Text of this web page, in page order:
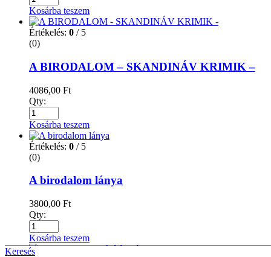
Kosárba teszem
Értékelés: 0 / 5
(0)
A BIRODALOM – SKANDINÁV KRIMIK –
4086,00 Ft
Qty:
Kosárba teszem
Értékelés: 0 / 5
(0)
A birodalom lánya
3800,00 Ft
Qty:
Kosárba teszem
Keresés